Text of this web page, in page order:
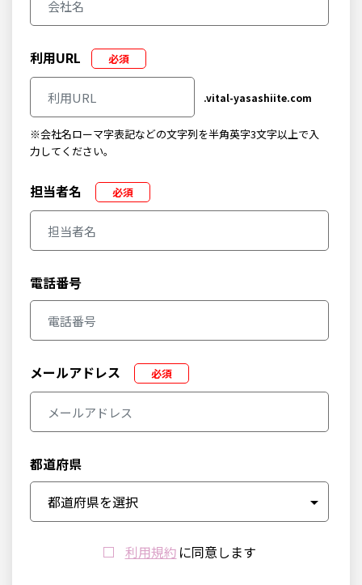
利用URL 必須
.vital-yasashiite.com
※会社名ローマ字表記などの文字列を半角英字3文字以上で入
力してください。
担当者名 必須
電話番号
メールアドレス 必須
都道府県
利用規約 に同意します